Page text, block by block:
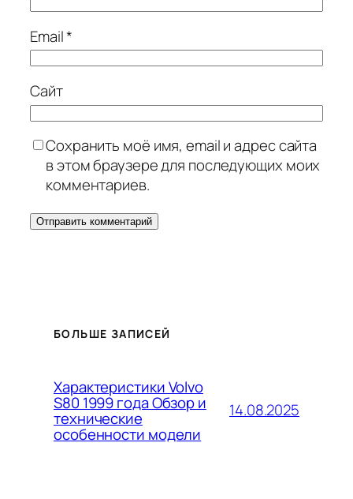
Email*
Сайт
Сохранить моё имя, email и адрес сайта
в этом браузере для последующих моих
комментариев.
БОЛЬШЕ ЗАПИСЕЙ
Характеристики Volvo
S80 1999 года Обзор и
технические
особенности модели
14.08.2025